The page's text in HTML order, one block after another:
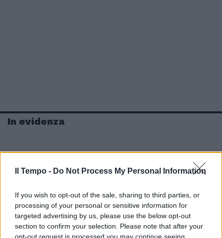
Il Tempo - Do Not Process My Personal Information
If you wish to opt-out of the sale, sharing to third parties, or
processing of your personal or sensitive information for
targeted advertising by us, please use the below opt-out
section to confirm your selection. Please note that after your
In evidenza